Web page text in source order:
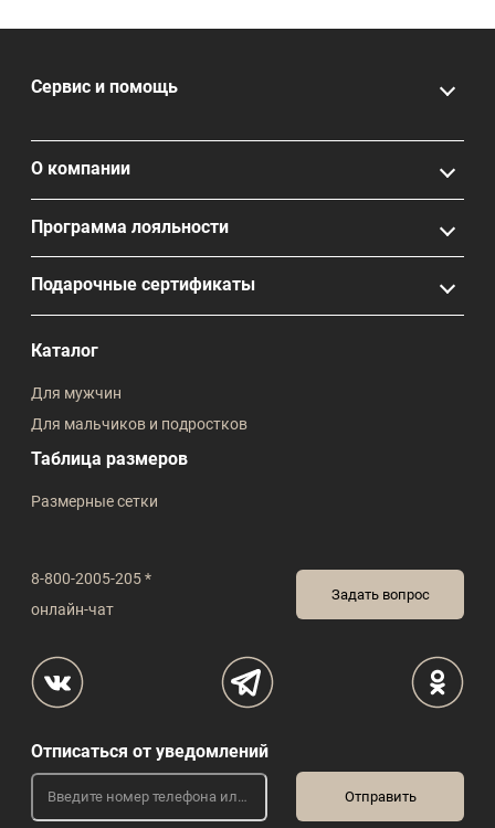
8-800-2005-205 *
онлайн-чат
Задать вопрос
Сервис и помощь
О компании
Программа лояльности
Подарочные сертификаты
Каталог
Для мужчин
Для мальчиков и подростков
Таблица размеров
Размерные сетки
Отписаться от уведомлений